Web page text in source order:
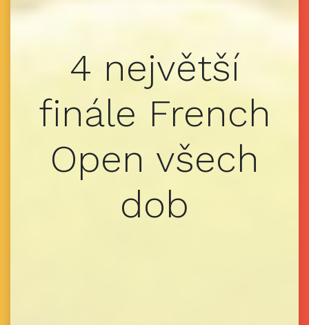
4 největší
finále French
Open všech
dob